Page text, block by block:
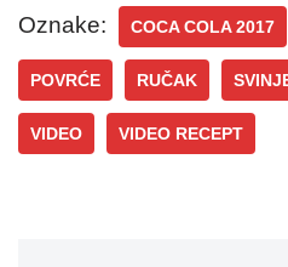
Oznake: COCA COLA 2017
POVRĆE RUČAK
VIDEO VIDEO RECEPT